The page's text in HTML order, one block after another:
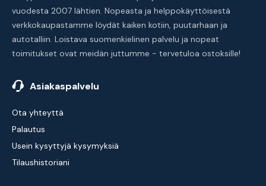
vuodesta 2007 lähtien. Nopeasta ja helppokäyttöisestä
verkkokaupastamme löydät kaiken kotiin, puutarhaan ja
autotalliin. Loistava suomenkielinen palvelu ja nopeat
toimitukset ovat meidän juttumme - tervetuloa ostoksille!
Asiakaspalvelu
Ota yhteyttä
Palautus
Usein kysyttyjä kysymyksiä
Tilaushistoriani